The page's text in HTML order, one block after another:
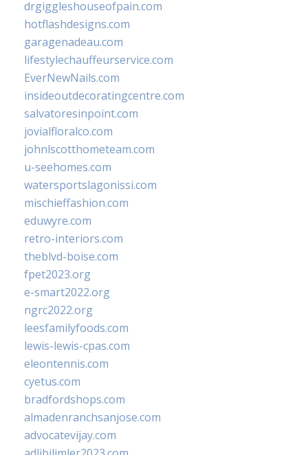
drgiggleshouseofpain.com
hotflashdesigns.com
garagenadeau.com
lifestylechauffeurservice.com
EverNewNails.com
insideoutdecoratingcentre.com
salvatoresinpoint.com
jovialfloralco.com
johnlscotthometeam.com
u-seehomes.com
watersportslagonissi.com
mischieffashion.com
eduwyre.com
retro-interiors.com
theblvd-boise.com
fpet2023.org
e-smart2022.org
ngrc2022.org
leesfamilyfoods.com
lewis-lewis-cpas.com
eleontennis.com
cyetus.com
bradfordshops.com
almadenranchsanjose.com
advocatevijay.com